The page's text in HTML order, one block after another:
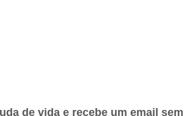
do surpreendente blog
de fazer em casa e que ficam quase de
e melhor que tudo são 100% naturais.
adicionar mais alguns componentes que
etc.